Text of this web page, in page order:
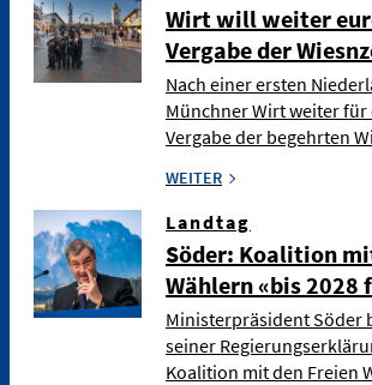
Wirt will weiter
Vergabe der
Nach einer ersten
Münchner Wirt weiter
Vergabe der begehrten
WEITER
Landtag
Söder: Koalition
Wählern «bis 2028
Ministerpräsident Söder
seiner
Koalition mit den Freien